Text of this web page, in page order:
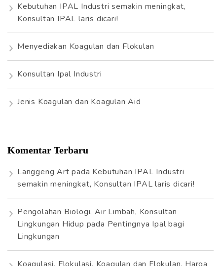
:
Kebutuhan IPAL Industri semakin meningkat,
Konsultan IPAL laris dicari!
Menyediakan Koagulan dan Flokulan
Konsultan Ipal Industri
Jenis Koagulan dan Koagulan Aid
Komentar Terbaru
Langgeng Art pada Kebutuhan IPAL Industri
semakin meningkat, Konsultan IPAL laris dicari!
Pengolahan Biologi, Air Limbah, Konsultan
Lingkungan Hidup pada Pentingnya Ipal bagi
Lingkungan